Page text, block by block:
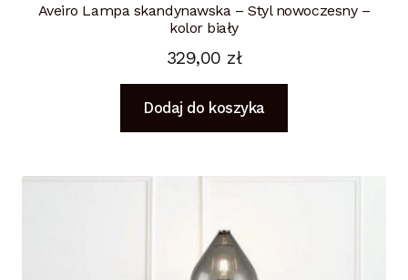
Aveiro Lampa skandynawska – Styl nowoczesny –
kolor biały
329,00 zł
Dodaj do koszyka